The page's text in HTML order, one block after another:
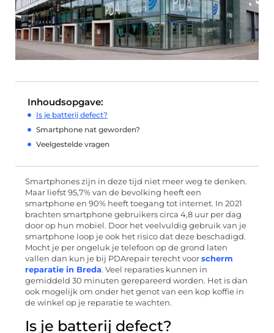
Inhoudsopgave:
Is je batterij defect?
Smartphone nat geworden?
Veelgestelde vragen
Smartphones zijn in deze tijd niet meer weg te denken.
Maar liefst 95,7% van de bevolking heeft een
smartphone en 90% heeft toegang tot internet. In 2021
brachten smartphone gebruikers circa 4,8 uur per dag
door op hun mobiel. Door het veelvuldig gebruik van je
smartphone loop je ook het risico dat deze beschadigd.
Mocht je per ongeluk je telefoon op de grond laten
vallen dan kun je bij PDArepair terecht voor scherm
reparatie in Breda. Veel reparaties kunnen in
gemiddeld 30 minuten gerepareerd worden. Het is dan
ook mogelijk om onder het genot van een kop koffie in
de winkel op je reparatie te wachten.
Is je batterij defect?